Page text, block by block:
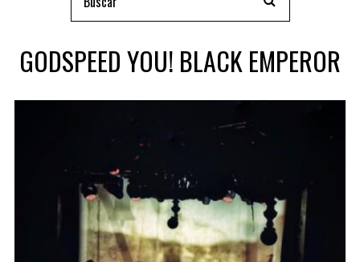
GODSPEED YOU! BLACK EMPEROR